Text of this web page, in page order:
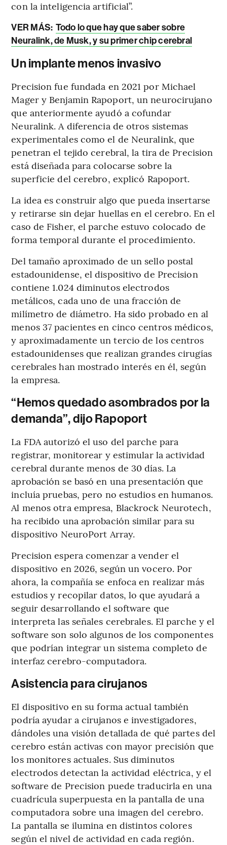
con la inteligencia artificial”.
VER MÁS: Todo lo que hay que saber sobre
Neuralink, de Musk, y su primer chip cerebral
Un implante menos invasivo
Precision fue fundada en 2021 por Michael
Mager y Benjamin Rapoport, un neurocirujano
que anteriormente ayudó a cofundar
Neuralink. A diferencia de otros sistemas
experimentales como el de Neuralink, que
penetran el tejido cerebral, la tira de Precision
está diseñada para colocarse sobre la
superficie del cerebro, explicó Rapoport.
La idea es construir algo que pueda insertarse
y retirarse sin dejar huellas en el cerebro. En el
caso de Fisher, el parche estuvo colocado de
forma temporal durante el procedimiento.
Del tamaño aproximado de un sello postal
estadounidense, el dispositivo de Precision
contiene 1.024 diminutos electrodos
metálicos, cada uno de una fracción de
milímetro de diámetro. Ha sido probado en al
menos 37 pacientes en cinco centros médicos,
y aproximadamente un tercio de los centros
estadounidenses que realizan grandes cirugías
cerebrales han mostrado interés en él, según
la empresa.
“Hemos quedado asombrados por la
demanda”, dijo Rapoport
La FDA autorizó el uso del parche para
registrar, monitorear y estimular la actividad
cerebral durante menos de 30 días. La
aprobación se basó en una presentación que
incluía pruebas, pero no estudios en humanos.
Al menos otra empresa, Blackrock Neurotech,
ha recibido una aprobación similar para su
dispositivo NeuroPort Array.
Precision espera comenzar a vender el
dispositivo en 2026, según un vocero. Por
ahora, la compañía se enfoca en realizar más
estudios y recopilar datos, lo que ayudará a
seguir desarrollando el software que
interpreta las señales cerebrales. El parche y el
software son solo algunos de los componentes
que podrían integrar un sistema completo de
interfaz cerebro-computadora.
Asistencia para cirujanos
El dispositivo en su forma actual también
podría ayudar a cirujanos e investigadores,
dándoles una visión detallada de qué partes del
cerebro están activas con mayor precisión que
los monitores actuales. Sus diminutos
electrodos detectan la actividad eléctrica, y el
software de Precision puede traducirla en una
cuadrícula superpuesta en la pantalla de una
computadora sobre una imagen del cerebro.
La pantalla se ilumina en distintos colores
según el nivel de actividad en cada región.